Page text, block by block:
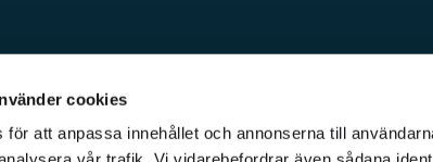
cookies
för att anpassa innehållet och annonserna till